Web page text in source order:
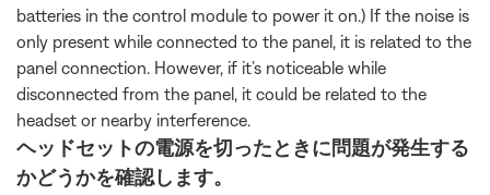
batteries in the control module to power it on.) If the noise is
only present while connected to the panel, it is related to the
panel connection. However, if it’s noticeable while
disconnected from the panel, it could be related to the
headset or nearby interference.
ヘッドセットの電源を切ったときに問題が発生する
かどうかを確認します。